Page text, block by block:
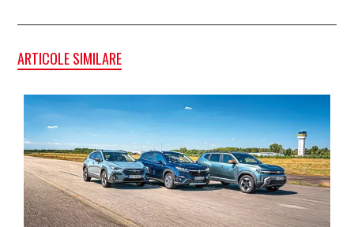
ARTICOLE SIMILARE